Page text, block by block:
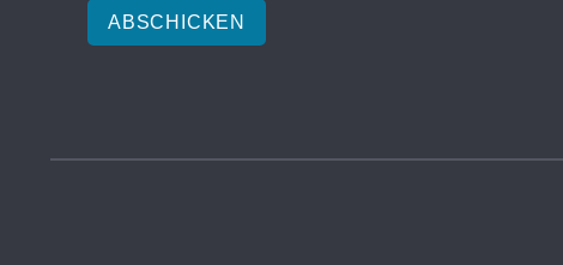
ABSCHICKEN